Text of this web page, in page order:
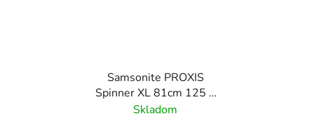
Samsonite PROXIS
Spinner XL 81cm 125 L
Čierny
Skladom